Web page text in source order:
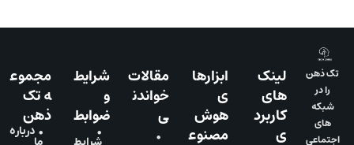
تک ذهن
را در
شبکه
های
اجتماعی
لینک
های
کاربرد
ی
ابزارها
ی
هوش
مصنوع
مقالات
خواندن
ی
•
شرایط
و
ضوابط
•
مجموع
ه تک
ذهن
• درباره